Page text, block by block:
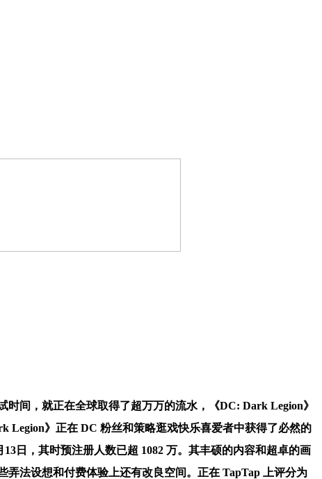
时间，就正在全球取得了超万万的流水，《DC: Dark Legion》
Legion》正在 DC 粉丝和策略逛戏快乐喜爱者中获得了必然的
日，其时预注册人数已超 1082 万。其丰硕的内容和超卓的画
弄法设想和付费体验上还有改良空间。正在 TapTap 上评分为